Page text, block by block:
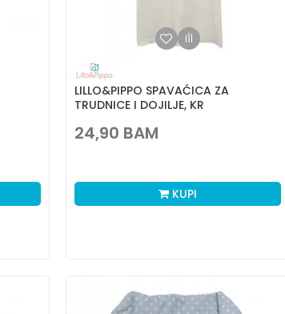
LILLO&PIPPO SPAVAĆICA ZA
TRUDNICE I DOJILJE, KR
24,90 BAM
KUPI